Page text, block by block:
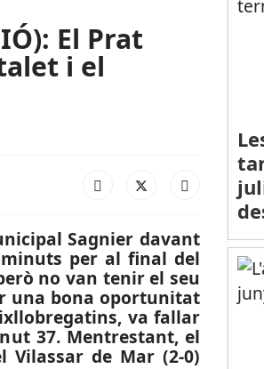
El Prat
i el
Sagnier davant
minuts per al final del
no van tenir el seu
una bona oportunitat
va fallar
37. Mentrestant, el
de Mar (2-0)